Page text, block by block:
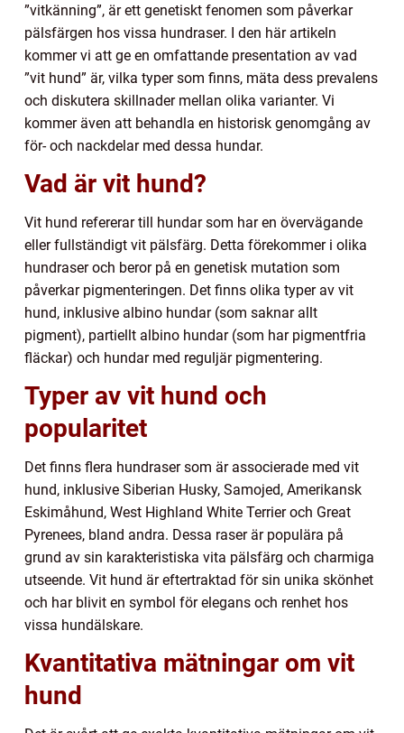
”vitkänning”, är ett genetiskt fenomen som påverkar
pälsfärgen hos vissa hundraser. I den här artikeln
kommer vi att ge en omfattande presentation av vad
”vit hund” är, vilka typer som finns, mäta dess prevalens
och diskutera skillnader mellan olika varianter. Vi
kommer även att behandla en historisk genomgång av
för- och nackdelar med dessa hundar.
Vad är vit hund?
Vit hund refererar till hundar som har en övervägande
eller fullständigt vit pälsfärg. Detta förekommer i olika
hundraser och beror på en genetisk mutation som
påverkar pigmenteringen. Det finns olika typer av vit
hund, inklusive albino hundar (som saknar allt
pigment), partiellt albino hundar (som har pigmentfria
fläckar) och hundar med reguljär pigmentering.
Typer av vit hund och
popularitet
Det finns flera hundraser som är associerade med vit
hund, inklusive Siberian Husky, Samojed, Amerikansk
Eskimåhund, West Highland White Terrier och Great
Pyrenees, bland andra. Dessa raser är populära på
grund av sin karakteristiska vita pälsfärg och charmiga
utseende. Vit hund är eftertraktad för sin unika skönhet
och har blivit en symbol för elegans och renhet hos
vissa hundälskare.
Kvantitativa mätningar om vit
hund